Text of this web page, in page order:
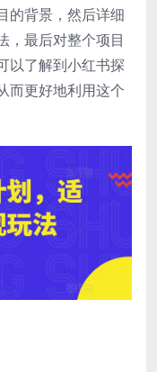
的背景，然后详细
，最后对整个项目
以了解到小红书探
而更好地利用这个